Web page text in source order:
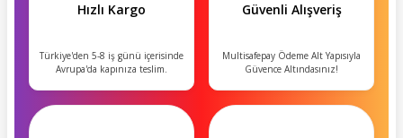
Hızlı Kargo
Türkiye'den 5-8 iş günü içerisinde
Avrupa'da kapınıza teslim.
Güvenli Alışveriş
Multisafepay Ödeme Alt Yapısıyla
Güvence Altındasınız!